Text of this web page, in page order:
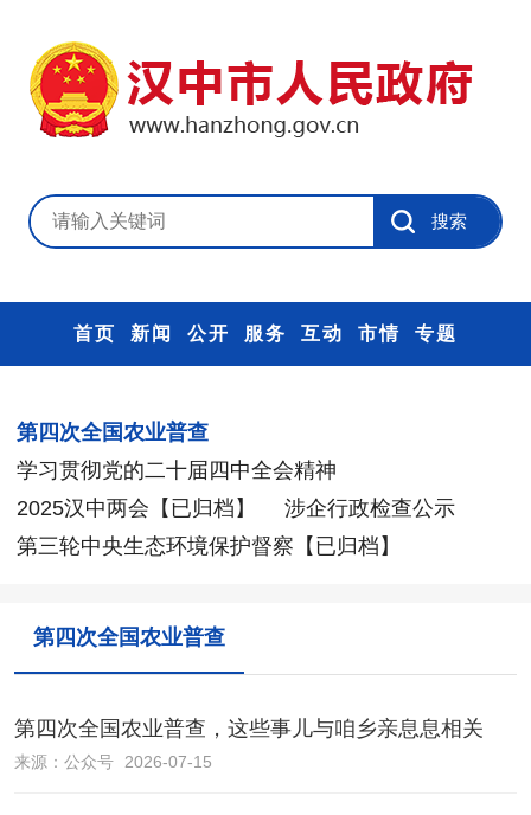
首页 新闻 公开 服务 互动 市情 专题
第四次全国农业普查
学习贯彻党的二十届四中全会精神
2025汉中两会【已归档】
涉企行政检查公示
第三轮中央生态环境保护督察【已归档】
第四次全国农业普查
第四次全国农业普查，这些事儿与咱乡亲息息相关
来源： 公众号 2026-07-15